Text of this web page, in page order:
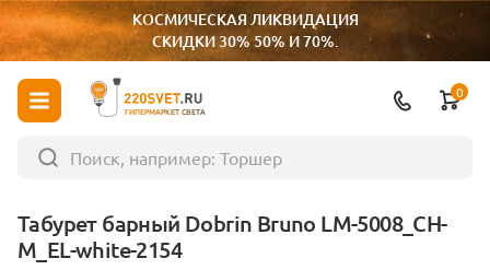
КОСМИЧЕСКАЯ ЛИКВИДАЦИЯ
СКИДКИ 30% 50% И 70%.
ГИПЕРМАРКЕТ СВЕТА
0
Табурет барный Dobrin Bruno LM-5008_CH-
M_EL-white-2154